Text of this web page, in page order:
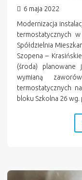
6 maja 2022
Modernizacja
termostatycznych
Spółdzielnia
Szopena –
(środa)
wymianą
termostatycznych
bloku Szkolna 26